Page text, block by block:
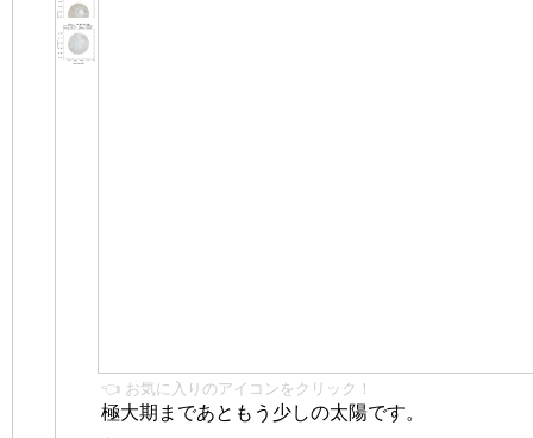
👈 お気に入りのアイコンをクリック！
極大期まであともう少しの太陽です。